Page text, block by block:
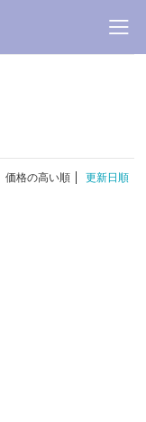
価格の高い順 更新日順